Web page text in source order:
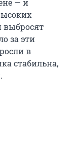
— и
выбросят
за эти
в
стабильна,